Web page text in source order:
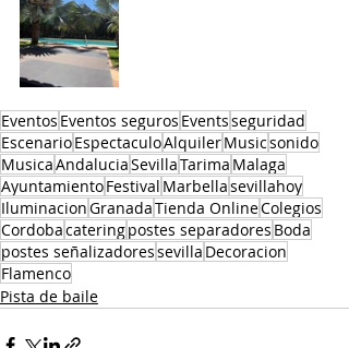
Eventos Eventos seguros Eventsseguridad
EscenarioEspectaculoAlquilerMusicsonido
MusicaAndaluciaSevillaTarima Malaga
AyuntamientoFestival Marbellasevillahoy
IluminacionGranadaTienda OnlineColegios
Cordobacateringpostes separadores Boda
postes señalizadoressevilla Decoracion
Flamenco
Pista de baile